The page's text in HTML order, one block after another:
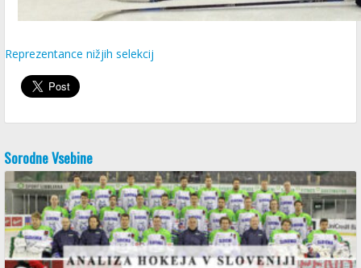
Reprezentance nižjih selekcij
Sorodne Vsebine